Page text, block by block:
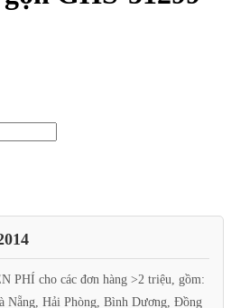
PHÍ cho các đơn hàng >2 triệu, gồm:
Nẵng, Hải Phòng, Bình Dương, Đồng